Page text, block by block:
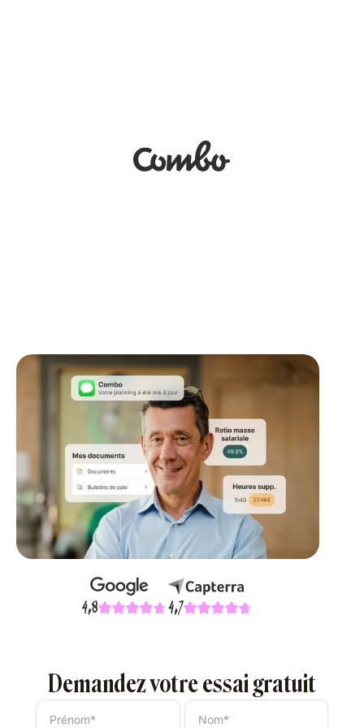
Demandez votre essai gratuit